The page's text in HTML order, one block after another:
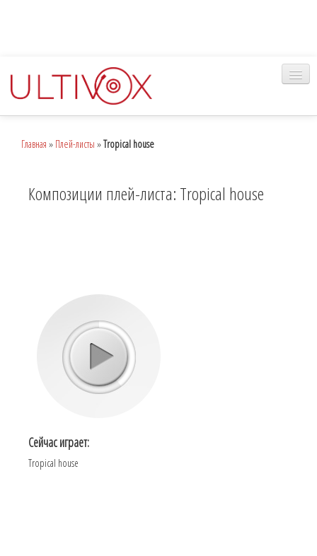
Главная
Наш сервис
Главная » Плей-листы »Tropical house
Композиции плей-листа: Tropical house
Сейчас играет:
Tropical house